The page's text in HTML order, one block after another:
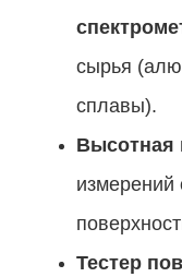
сырья
сплавы).
Высотная
измерений
Тестер